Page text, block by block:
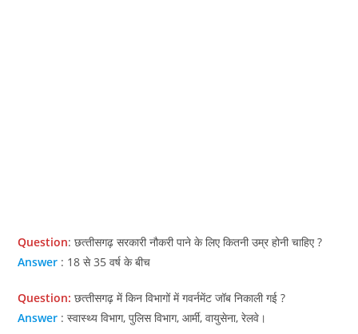
Question: छत्‍तीसगढ़ सरकारी नौकरी पाने के लिए कितनी उम्र होनी चाहिए ?
Answer : 18 से 35 वर्ष के बीच
Question: छत्‍तीसगढ़ में किन विभागों में गवर्नमेंट जॉब निकाली गई ?
Answer : स्वास्थ्य विभाग, पुलिस विभाग, आर्मी, वायुसेना, रेलवे।